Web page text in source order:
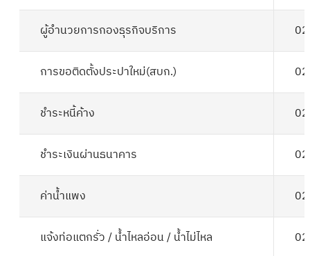
ผู้อำนวยการกองธุรกิจบริการ
การขอติดตั้งประปาใหม่(สบก.)
ชำระหนี้ค้าง
ชำระเงินผ่านธนาคาร
ค่าน้ำแพง
แจ้งท่อแตกรั่ว / น้ำไหลอ่อน / น้ำไม่ไหล